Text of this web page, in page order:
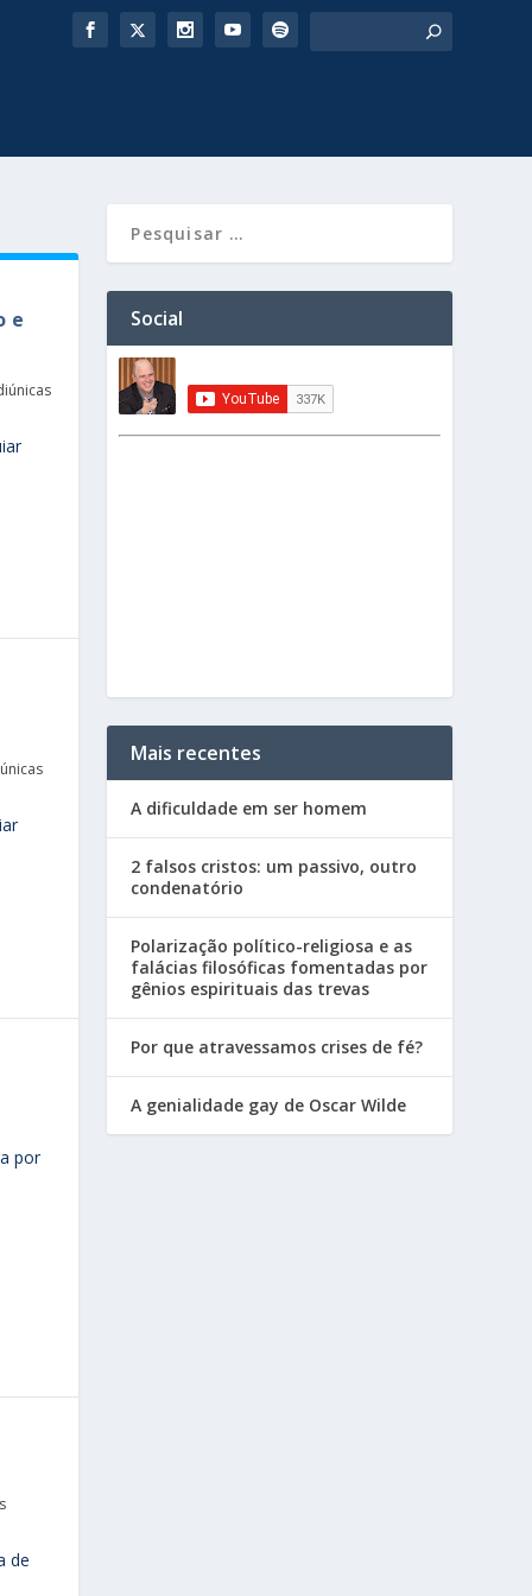
e
por
de
Social
Mais recentes
A dificuldade em ser homem
2 falsos cristos: um passivo, outro
condenatório
Polarização político-religiosa e as
falácias filosóficas fomentadas por
gênios espirituais das trevas
Por que atravessamos crises de fé?
A genialidade gay de Oscar Wilde